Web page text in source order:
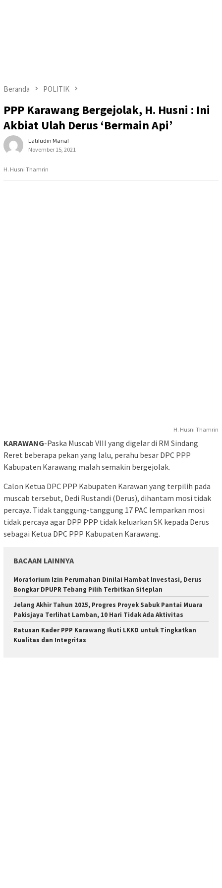
Beranda POLITIK
PPP Karawang Bergejolak, H. Husni : Ini
Akbiat Ulah Derus ‘Bermain Api’
Latifudin Manaf
November 15, 2021
H. Husni Thamrin
H. Husni Thamrin
KARAWANG-Paska Muscab VIII yang digelar di RM Sindang
Reret beberapa pekan yang lalu, perahu besar DPC PPP
Kabupaten Karawang malah semakin bergejolak.
Calon Ketua DPC PPP Kabupaten Karawan yang terpilih pada
muscab tersebut, Dedi Rustandi (Derus), dihantam mosi tidak
percaya. Tidak tanggung-tanggung 17 PAC lemparkan mosi
tidak percaya agar DPP PPP tidak keluarkan SK kepada Derus
sebagai Ketua DPC PPP Kabupaten Karawang.
BACAAN LAINNYA
Moratorium Izin Perumahan Dinilai Hambat Investasi, Derus
Bongkar DPUPR Tebang Pilih Terbitkan Siteplan
Jelang Akhir Tahun 2025, Progres Proyek Sabuk Pantai Muara
Pakisjaya Terlihat Lamban, 10 Hari Tidak Ada Aktivitas
Ratusan Kader PPP Karawang Ikuti LKKD untuk Tingkatkan
Kualitas dan Integritas